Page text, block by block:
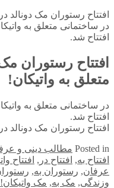
افتتاح رستوران مک دونالد
در ساختمانى متعلق به
افتتاح شد.
افتتاح رستوران
متعلق به واتيكان!
در ساختمانى متعلق به
افتتاح شد.
افتتاح رستوران مک دونالد
Posted in مطالب دینی و
افتتاح به, افتتاح در , افتتاح
عرفان, رستوران به,
وزندگی, مک به, مک واتيكان!